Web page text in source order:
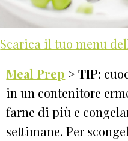
Scarica il tuo menu
Meal Prep > TIP:
in un contenitore
farne di più e
settimane. Per